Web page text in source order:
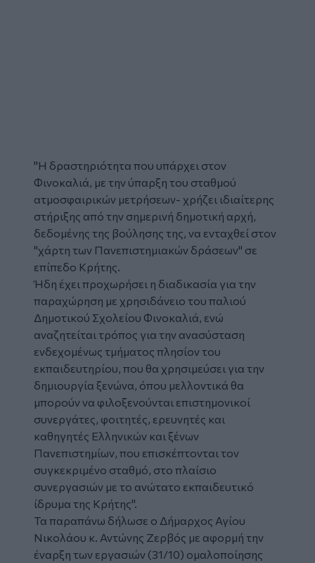
"Η δραστηριότητα που υπάρχει στον
Φινοκαλιά, με την ύπαρξη του σταθμού
ατμοσφαιρικών μετρήσεων- χρήζει ιδιαίτερης
στήριξης από την σημερινή δημοτική αρχή,
δεδομένης της βούλησης της, να ενταχθεί στον
"χάρτη των Πανεπιστημιακών δράσεων" σε
επίπεδο Κρήτης.
Ήδη έχει προχωρήσει η διαδικασία για την
παραχώρηση με χρησιδάνειο του παλιού
Δημοτικού Σχολείου Φινοκαλιά, ενώ
αναζητείται τρόπος για την ανασύσταση
ενδεχομένως τμήματος πλησίον του
εκπαιδευτηρίου, που θα χρησιμεύσει για την
δημιουργία ξενώνα, όπου μελλοντικά θα
μπορούν να φιλοξενούνται επιστημονικοί
συνεργάτες, φοιτητές, ερευνητές και
καθηγητές Ελληνικών και ξένων
Πανεπιστημίων, που επισκέπτονται τον
συγκεκριμένο σταθμό, στο πλαίσιο
συνεργασιών με το ανώτατο εκπαιδευτικό
ίδρυμα της Κρήτης".
Τα παραπάνω δήλωσε ο Δήμαρχος Αγίου
Νικολάου κ. Αντώνης Ζερβός με αφορμή την
έναρξη των εργασιών (31/10) ομαλοποίησης